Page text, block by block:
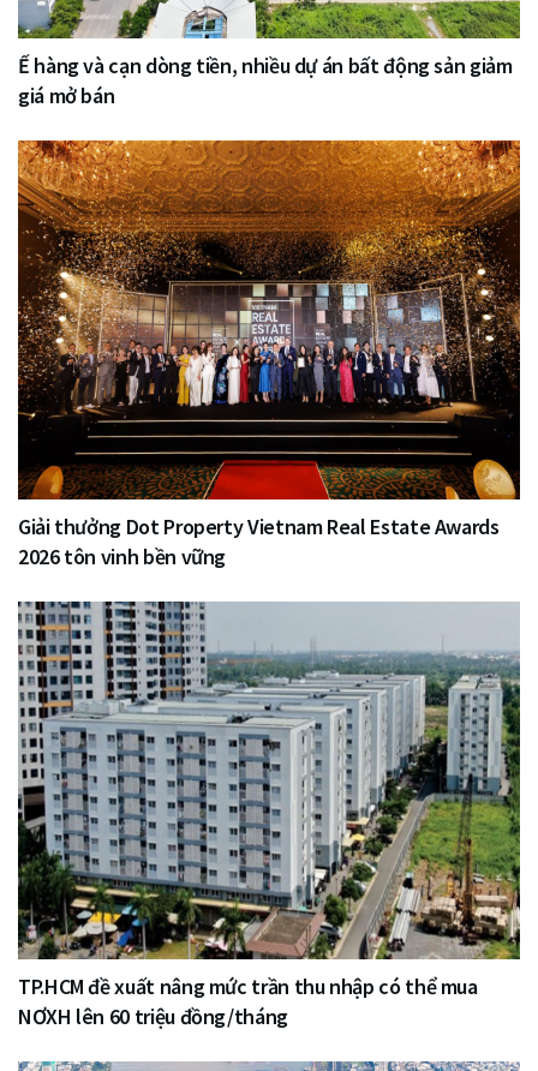
Ế hàng và cạn dòng tiền, nhiều dự án bất động sản giảm
giá mở bán
Giải thưởng Dot Property Vietnam Real Estate Awards
2026 tôn vinh bền vững
TP.HCM đề xuất nâng mức trần thu nhập có thể mua
NƠXH lên 60 triệu đồng/tháng